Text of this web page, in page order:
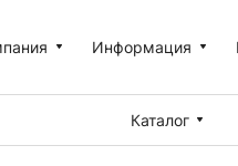
Информация
Каталог